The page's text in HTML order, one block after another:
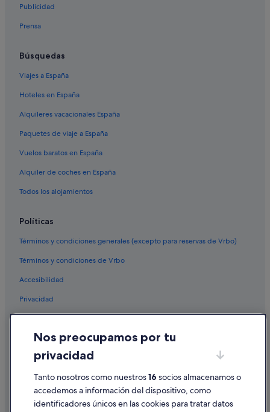
Publicidad
Prensa
Búsquedas
Viajes a España
Hoteles en España
Alquileres vacacionales España
Paquetes de viaje a España
Vuelos baratos en España
Alquiler de coches en España
Todos los alojamientos
Políticas
Términos y condiciones generales (excepto para reservas de Vrbo)
Términos y condiciones de Vrbo
Accesibilidad
Privacidad
Cookies
Condiciones de uso
Información legal/contacto
Pautas sobre el contenido y cómo denunciar contenido
Ayuda
Nos preocupamos por tu
privacidad
Tanto nosotros como nuestros16 socios almacenamos o
accedemos a información del dispositivo, como
identificadores únicos en las cookies para tratar datos